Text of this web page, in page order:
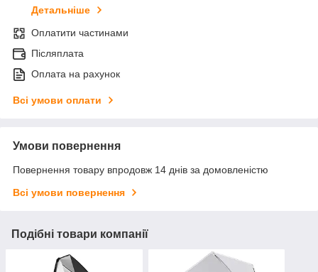
Детальніше
Оплатити частинами
Післяплата
Оплата на рахунок
Всі умови оплати
Умови повернення
Повернення товару впродовж 14 днів за домовленістю
Всі умови повернення
Подібні товари компанії